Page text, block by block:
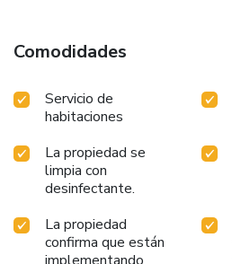
Comodidades
Servicio de
habitaciones
La propiedad se
limpia con
desinfectante.
La propiedad
confirma que están